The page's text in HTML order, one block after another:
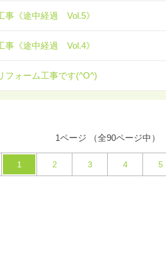
事《途中経過 Vol.5》
事《途中経過 Vol.4》
ォーム工事です(^O^)
1ページ （全90ページ中）
1 2 3 4 5